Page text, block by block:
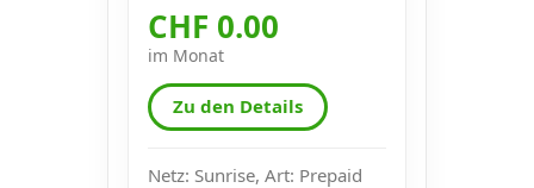
CHF 0.00
im Monat
Zu den Details
Netz: Sunrise, Art: Prepaid